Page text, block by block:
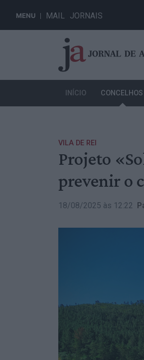
MENU MAIL JORNAIS
INÍCIO CONCELHOS
VILA DE REI
Projeto
prevenir o
18/08/2025 às 12:22